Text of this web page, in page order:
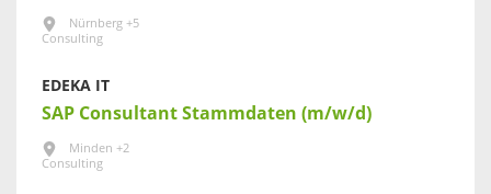
Nürnberg +5
Consulting
EDEKA IT
SAP Consultant Stammdaten (m/w/d)
Minden +2
Consulting